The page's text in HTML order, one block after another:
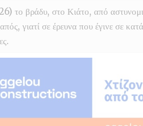
το βράδυ, στο Κιάτο, από
γιατί σε έρευνα που έγινε σε